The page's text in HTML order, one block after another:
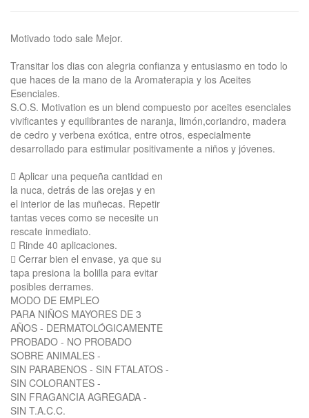
Motivado todo sale Mejor.
Transitar los dias con alegria confianza y entusiasmo en todo lo
que haces de la mano de la Aromaterapia y los Aceites
Esenciales.
S.O.S. Motivation es un blend compuesto por aceites esenciales
vivificantes y equilibrantes de naranja, limón,coriandro, madera
de cedro y verbena exótica, entre otros, especialmente
desarrollado para estimular positivamente a niños y jóvenes.
 Aplicar una pequeña cantidad en
la nuca, detrás de las orejas y en
el interior de las muñecas. Repetir
tantas veces como se necesite un
rescate inmediato.
 Rinde 40 aplicaciones.
 Cerrar bien el envase, ya que su
tapa presiona la bolilla para evitar
posibles derrames.
MODO DE EMPLEO
PARA NIÑOS MAYORES DE 3
AÑOS - DERMATOLÓGICAMENTE
PROBADO - NO PROBADO
SOBRE ANIMALES -
SIN PARABENOS - SIN FTALATOS -
SIN COLORANTES -
SIN FRAGANCIA AGREGADA -
SIN T.A.C.C.